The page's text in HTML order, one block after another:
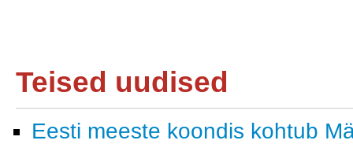
Teised uudised
Eesti meeste koondis kohtub